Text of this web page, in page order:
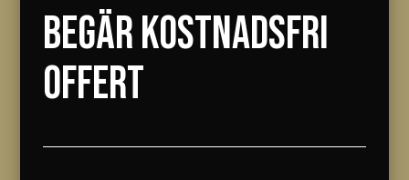
BEGÄR KOSTNADSFRI
OFFERT